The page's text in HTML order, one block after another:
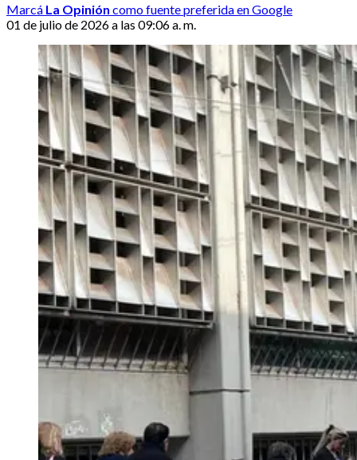
Marcá La Opinión como fuente preferida en Google
01 de julio de 2026 a las 09:06 a. m.